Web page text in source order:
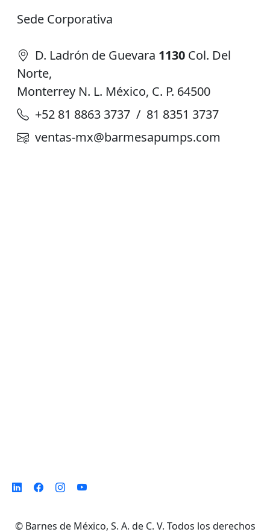
Sede Corporativa
D. Ladrón de Guevara 1130 Col. Del
Norte,
Monterrey N. L. México, C. P. 64500
+52 81 8863 3737 / 81 8351 3737
ventas-mx@barmesapumps.com
© Barnes de México, S. A. de C. V. Todos los derechos